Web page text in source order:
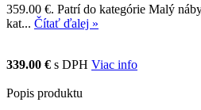
359.00 €. Patrí do kategórie Malý
kat... Čítať ďalej »
339.00 € s DPH Viac info
Popis produktu